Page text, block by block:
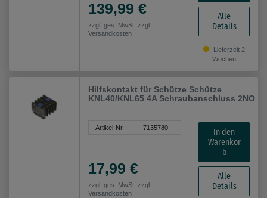
139,99 €
zzgl. ges. MwSt. zzgl.
Versandkosten
Alle
Details
Lieferzeit 2
Wochen
Hilfskontakt für Schütze Schütze
KNL40/KNL65 4A Schraubanschluss 2NO
Artikel-Nr. 7135780
17,99 €
zzgl. ges. MwSt. zzgl.
Versandkosten
In den
Warenkor
b
Alle
Details